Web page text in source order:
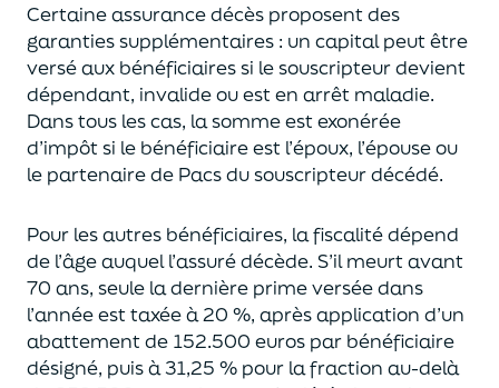
Certaine assurance décès proposentdes
garanties supplémentaires : un capitalpeut être
versé aux bénéficiaires si le souscripteur devient
dépendant, invalide ouest en arrêt maladie.
Dans tous les cas, la somme est exonérée
d’impôt si le bénéficiaire est l’époux, l’épouse ou
le partenaire de Pacsdu souscripteur décédé.
Pour les autres bénéficiaires, la fiscalité dépend
de l’âgeauquell’assuré décède. S’il meurt avant
70 ans, seule la dernière prime versée dans
l’année esttaxée à 20 %, après application d’un
abattement de 152.500 euros par bénéficiaire
désigné, puis à 31,25 % pour la fraction au-delà